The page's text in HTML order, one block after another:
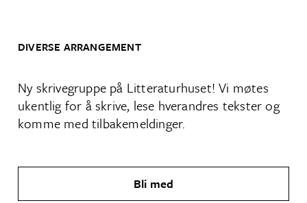
Ny skrivegruppe på Litteraturhuset! Vi møtes
ukentlig for å skrive, lese hverandres tekster og
komme med tilbakemeldinger.
Bli med
DIVERSE ARRANGEMENT